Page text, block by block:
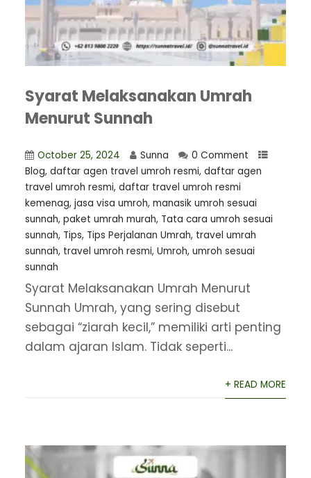
Syarat Melaksanakan Umrah
Menurut Sunnah
October 25, 2024 Sunna
0 Comment
Blog, daftar agen travel umroh resmi, ⁠daftar agen
travel umroh resmi, daftar travel umroh resmi
kemenag, jasa visa umroh, manasik umroh sesuai
sunnah, paket umrah murah, Tata cara umroh sesuai
sunnah, Tips, Tips Perjalanan Umrah, travel umrah
sunnah, travel umroh resmi, Umroh, umroh sesuai
sunnah
Syarat Melaksanakan Umrah Menurut
Sunnah Umrah, yang sering disebut
sebagai “ziarah kecil,” memiliki arti penting
dalam ajaran Islam. Tidak seperti...
+ READ MORE